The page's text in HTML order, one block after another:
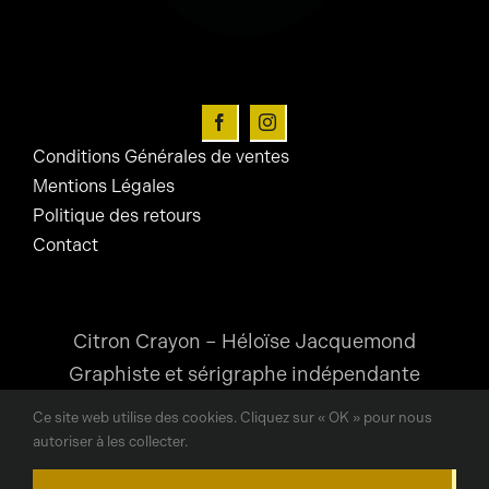
page
produit
Conditions Générales de ventes
Mentions Légales
Politique des retours
Contact
Citron Crayon – Héloïse Jacquemond
Graphiste et sérigraphe indépendante
heloise@citroncrayon.com
Ce site web utilise des cookies. Cliquez sur « OK » pour nous
autoriser à les collecter.